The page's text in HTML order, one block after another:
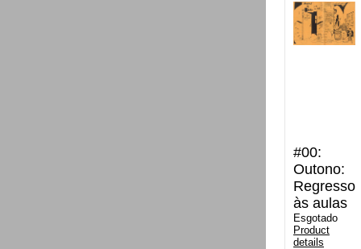
#00:
Outono:
Regresso
às aulas
Esgotado
Product
details